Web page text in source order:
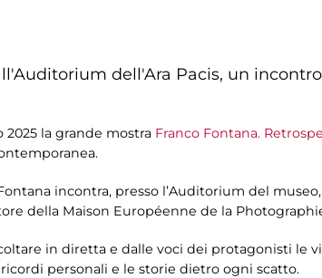
dell'Ara Pacis, un
2025 la grande mostra Franco Fontana.
incontra, presso l’Auditorium del
della Maison Européenne de la
in diretta e dalle voci dei protagonisti le
personali e le storie dietro ogni scatto.